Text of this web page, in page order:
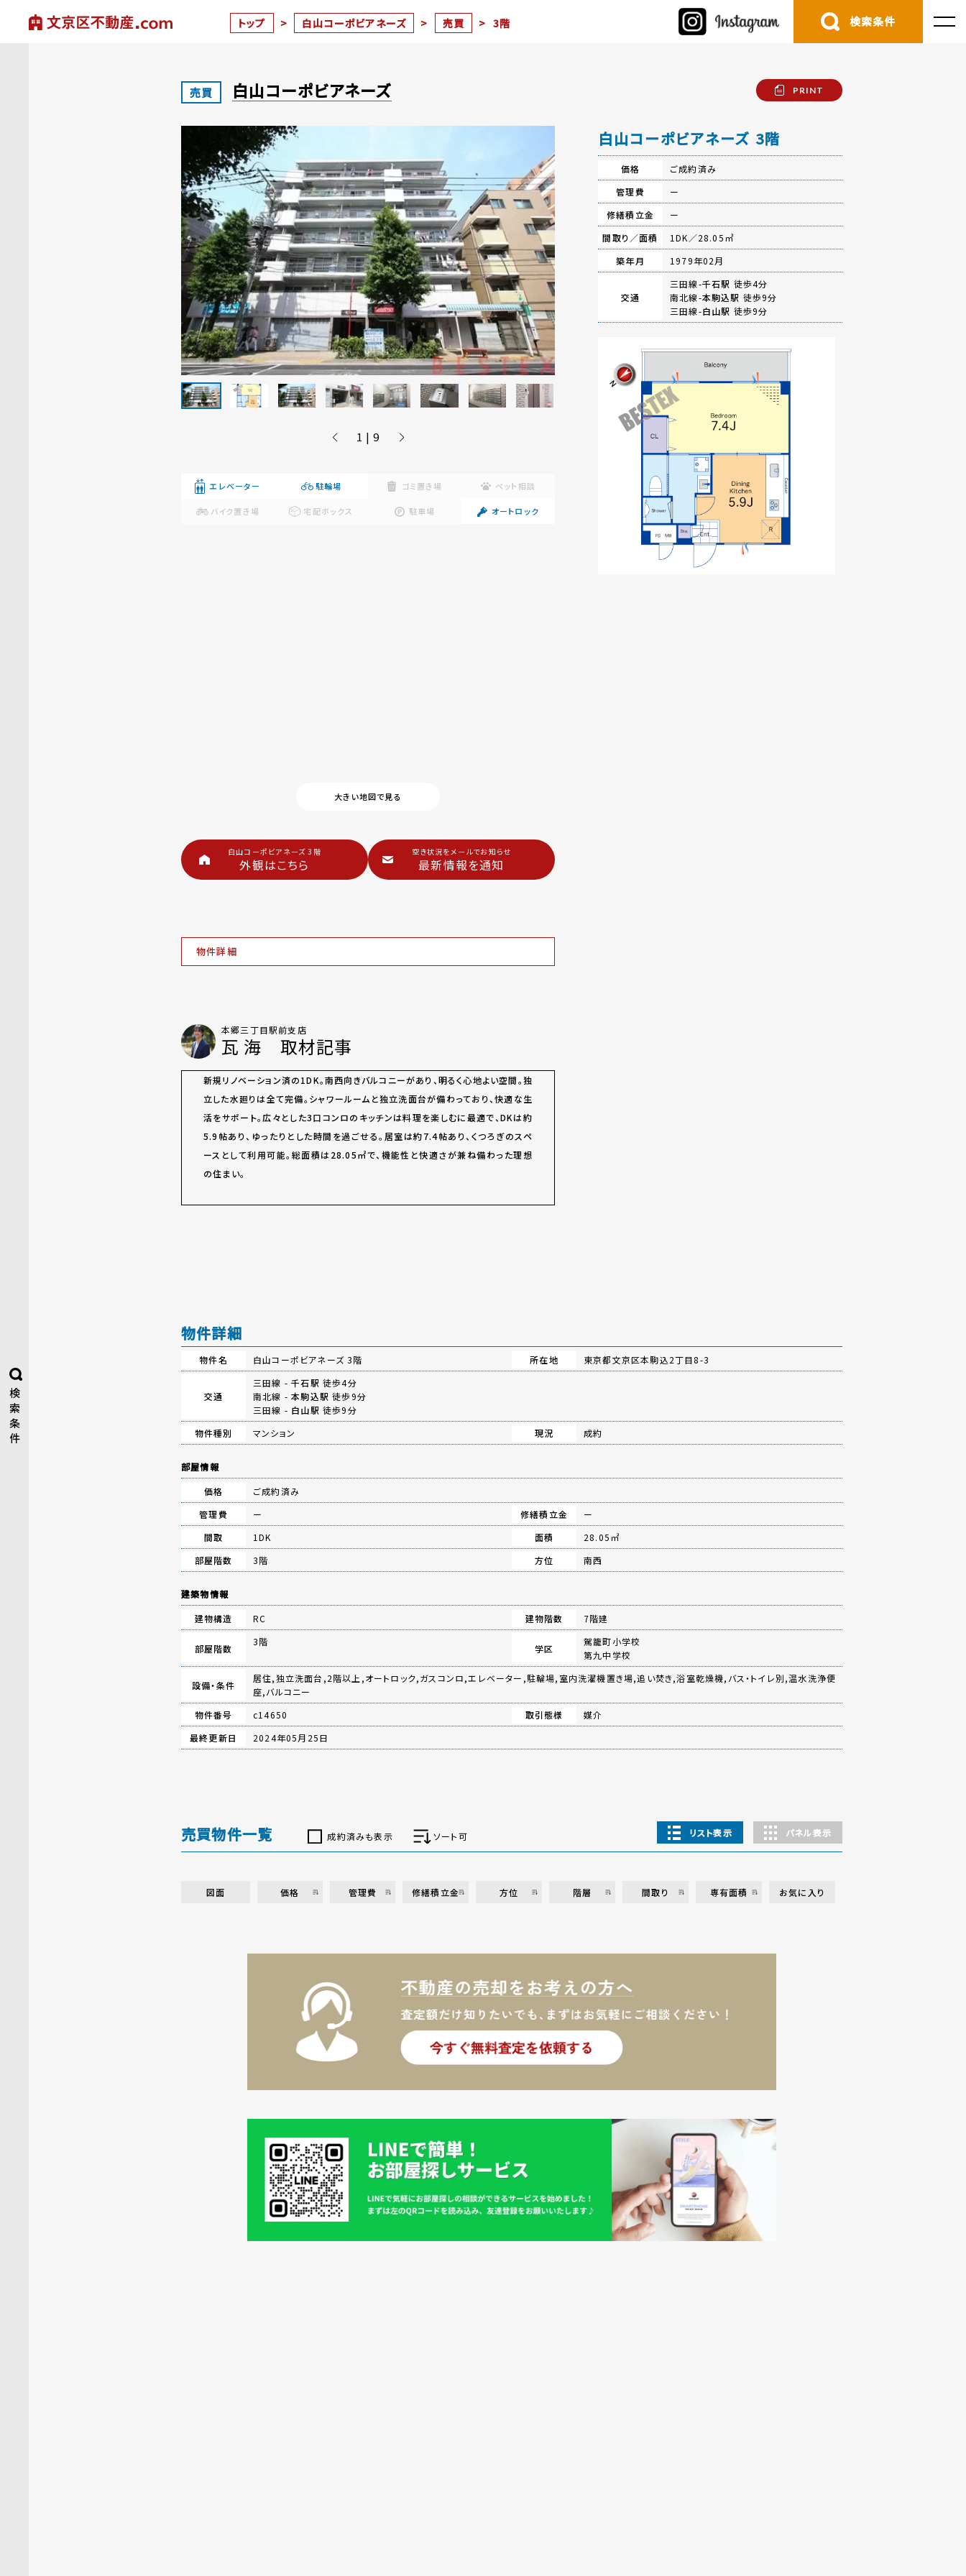
トップ > 白山コーポビアネーズ > 売買 > 3階 検索条件
検
索
条
件
売買 白山コーポビアネーズ PRINT
1 | 9
エレベーター 駐輪場 ゴミ置き場 ペット相談
バイク置き場 宅配ボックス 駐車場 オートロック
大きい地図で見る
白山コーポビアネーズ 3階
外観はこちら
空き状況をメールでお知らせ
最新情報を通知
物件詳細
本郷三丁目駅前支店
瓦 海 取材記事
新規リノベーション済の1DK。南西向きバルコニーがあり、明るく心地よい空間。独
立した水廻りは全て完備。シャワールームと独立洗面台が備わっており、快適な生
活をサポート。広々とした3口コンロのキッチンは料理を楽しむに最適で、DKは約
5.9帖あり、ゆったりとした時間を過ごせる。居室は約7.4帖あり、くつろぎのスペ
ースとして利用可能。総面積は28.05㎡で、機能性と快適さが兼ね備わった理想
の住まい。
白山コーポビアネーズ 3階
価格
ご成約済み
管理費
ー
修繕積立金
ー
間取り／面積
1DK／28.05㎡
築年月
1979年02月
交通
三田線-千石駅 徒歩4分
南北線-本駒込駅 徒歩9分
三田線-白山駅 徒歩9分
物件詳細
物件名 白山コーポビアネーズ 3階 所在地 東京都文京区本駒込2丁目8-3
交通
三田線 -千石駅 徒歩4分
南北線 -本駒込駅 徒歩9分
三田線 - 白山駅 徒歩9分
物件種別
マンション 現況 成約
部屋情報
価格
ご成約済み
管理費
ー 修繕積立金
ー
間取
1DK 面積
28.05㎡
部屋階数
3階 方位 南西
建築物情報
建物構造
RC 建物階数 7階建
部屋階数
3階
学区
駕籠町小学校
第九中学校
設備・条件
居住,独立洗面台,2階以上,オートロック,ガスコンロ,エレベーター,駐輪場,室内洗濯機置き場,追い焚き,浴室乾燥機,バス・トイレ別,温水洗浄便
座,バルコニー
物件番号
c14650 取引態様
媒介
最終更新日
2024年05月25日
売買物件一覧 成約済みも表示 ソート可 リスト表示 パネル表示
図面 価格 管理費 修繕積立金 方位 階層 間取り 専有面積 お気に入り